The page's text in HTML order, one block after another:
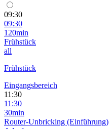
09:30
09:30
120min
Frühstück
all
Frühstück
Eingangsbereich
11:30
11:30
30min
Router-Unbricking (Einführung)